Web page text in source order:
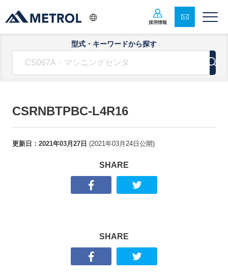
採用情報
型式・キーワードから探す
CSRNBTPBC-L4R16
更新日： 2021年03月27日 (2021年03月24日 公開)
SHARE
SHARE